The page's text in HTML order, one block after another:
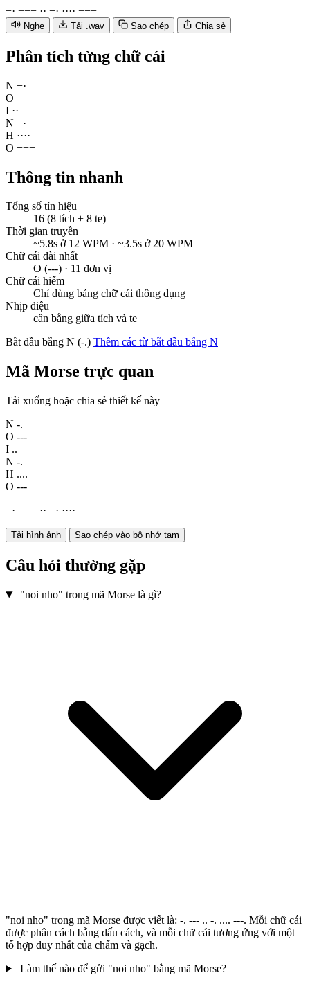
−· −−− ·· −· ···· −−−
Nghe Tải .wav Sao chép Chia sẻ
Phân tích từng chữ cái
N −·
O −−−
I ··
N −·
H ····
O −−−
Thông tin nhanh
Tổng số tín hiệu
16 (8 tích + 8 te)
Thời gian truyền
~5.8s ở 12 WPM · ~3.5s ở 20 WPM
Chữ cái dài nhất
O (---) · 11 đơn vị
Chữ cái hiếm
Chỉ dùng bảng chữ cái thông dụng
Nhịp điệu
cân bằng giữa tích và te
Bắt đầu bằng N (-.) Thêm các từ bắt đầu bằng N
Mã Morse trực quan
Tải xuống hoặc chia sẻ thiết kế này
N -.
O ---
I ..
N -.
H ....
O ---
−· −−− ·· −· ···· −−−
Tải hình ảnh Sao chép vào bộ nhớ tạm
Câu hỏi thường gặp
"noi nho" trong mã Morse là gì?
"noi nho" trong mã Morse được viết là: -. --- .. -. .... ---. Mỗi chữ cái
được phân cách bằng dấu cách, và mỗi chữ cái tương ứng với một
tổ hợp duy nhất của chấm và gạch.
Làm thế nào để gửi "noi nho" bằng mã Morse?